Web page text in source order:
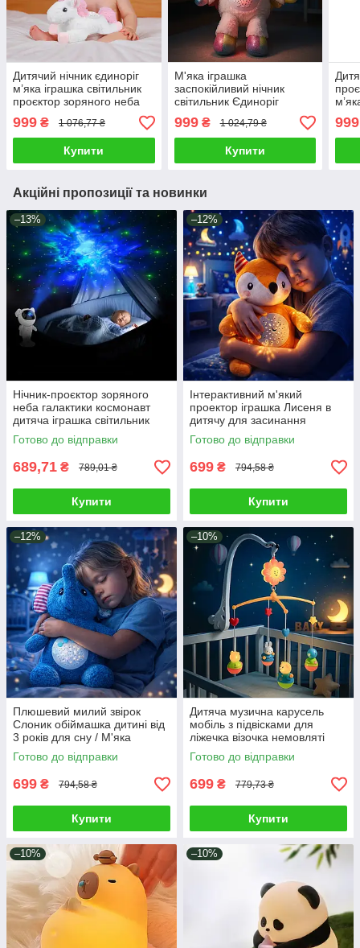
Дитячий нічник єдиноріг
м’яка іграшка світильник
проєктор зоряного неба
музика звук
999 ₴ 1 076,77 ₴
Купити
М'яка іграшка
заспокійливий нічник
світильник Єдиноріг
немовляті для засинання
Проектор зоряного неба
мелодії
999₴ 1 024,79 ₴
Купити
999
Акційні пропозиції та новинки
–13%
Нічник-проєктор зоряного
неба галактики космонавт
дитяча іграшка світильник
астронавт різні режими пульт
Готово до відправки
689,71 ₴ 789,01 ₴
Купити
–12%
Інтерактивний м'який
проектор іграшка Лисеня в
дитячу для засинання
малюка \ Плюшевий друг
мелодії проекція зоряного
Готово до відправки
699 ₴ 794,58 ₴
Купити
–12%
Плюшевий милий звірок
Слоник обіймашка дитині від
3 років для сну / М'яка
іграшка проектор нічник
світло мелодії
Готово до відправки
699 ₴ 794,58 ₴
Купити
–10%
Дитяча музична карусель
мобіль з підвісками для
ліжечка візочка немовляті
Заводна іграшка грає мелодії
Готово до відправки
699 ₴ 779,73 ₴
Купити
–10% –10%